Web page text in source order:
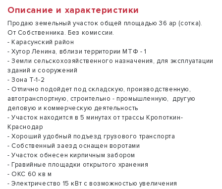
Описание и характеристики
Продаю земельный участок общей площадью 36 ар (сотка).
От Собственника. Без комиссии.
- Карасунский район
- Хутор Ленина, вблизи территории МТФ - 1
- Земли сельскохозяйственного назначения, для эксплуатации
зданий и сооружений
- Зона Т-1-2
- Отлично подойдет под складскую, производственную,
автотранспортную, строительно - промышленную, другую
деловую и коммерческую деятельность
- Участок находится в 5 минутах от трассы Кропоткин-
Краснодар
- Хороший удобный подъезд грузового транспорта
- Собственный заезд оснащен воротами
- Участок обнесен кирпичным забором
- Гравийные площадки открытого хранения
- ОКС 60 кв м
- Электричество 15 кВт с возможностью увеличения